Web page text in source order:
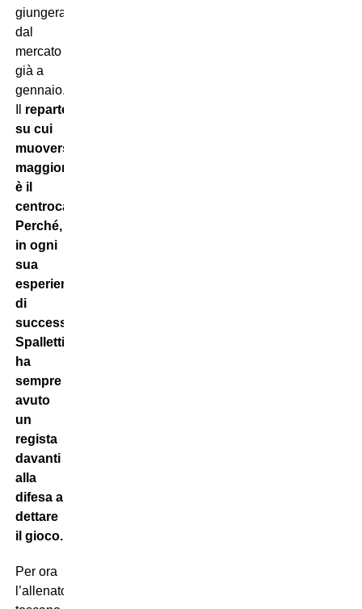
giungeranno
dal
mercato
già a
gennaio.
reparto
su cui
muoversi
maggiormente
è il
centrocampo…
Perché,
in ogni
sua
esperienza
di
successo,
Spalletti
ha
sempre
avuto
un
regista
davanti
alla
difesa a
dettare
il gioco.
Per ora
l’allenatore